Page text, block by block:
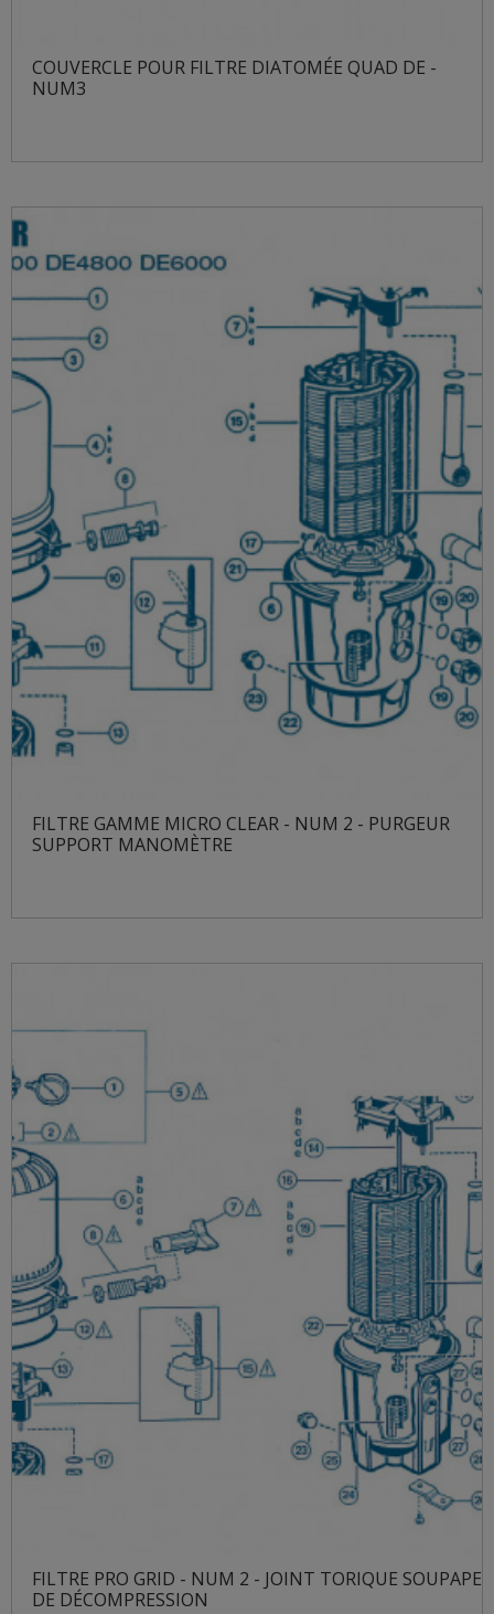
COUVERCLE POUR FILTRE DIATOMÉE QUAD DE -
NUM3
FILTRE GAMME MICRO CLEAR - NUM 2 - PURGEUR
SUPPORT MANOMÈTRE
FILTRE PRO GRID - NUM 2 - JOINT TORIQUE SOUPAPE
DE DÉCOMPRESSION